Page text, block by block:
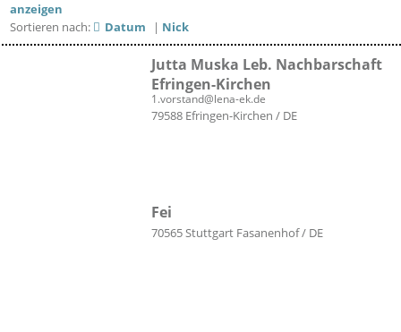
anzeigen
Sortieren nach:
Datum | Nick
Jutta Muska Leb. Nachbarschaft
Efringen-Kirchen
1.vorstand@lena-ek.de
79588 Efringen-Kirchen / DE
Fei
70565 Stuttgart Fasanenhof / DE